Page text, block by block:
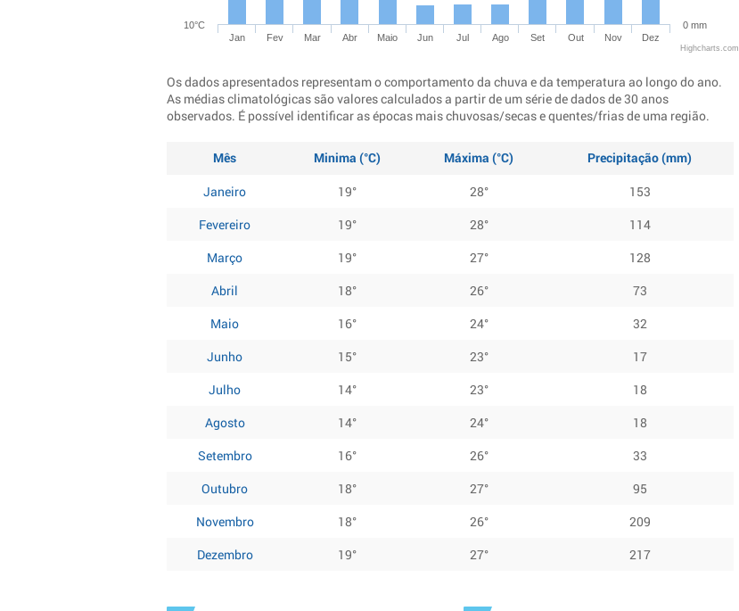
Jan Fev Mar Abr Maio Jun Jul Ago Set Out Nov Dez
10°C 0 mm
Highcharts.com
Os dados apresentados representam o comportamento da chuva e da temperatura ao longo do ano.
As médias climatológicas são valores calculados a partir de um série de dados de 30 anos
observados. É possível identificar as épocas mais chuvosas/secas e quentes/frias de uma região.
Mês Minima (°C) Máxima (°C)
Precipitação (mm)
Janeiro
19° 28°
153
Fevereiro
19° 28°
114
Março
19° 27°
128
Abril
18° 26°
73
Maio
16° 24°
32
Junho
15° 23°
17
Julho
14° 23°
18
Agosto
14° 24°
18
Setembro
16° 26°
33
Outubro
18° 27°
95
Novembro
18° 26°
209
Dezembro
19° 27° 217